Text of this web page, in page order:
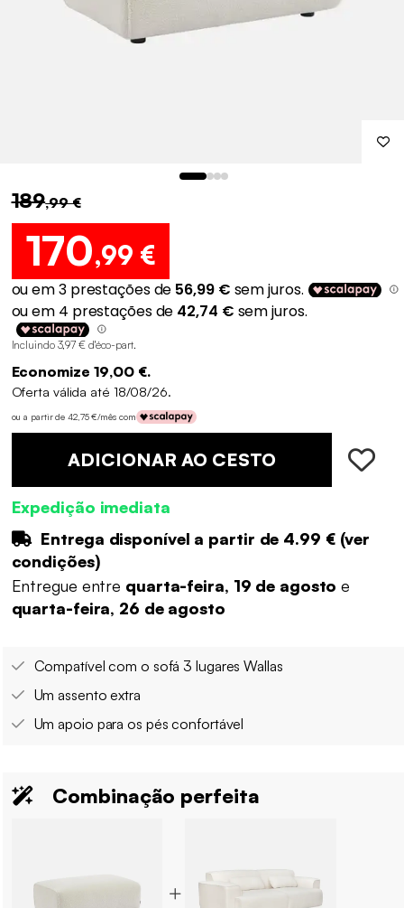
189,99 €
170,99 €
Incluindo 3,97 € d'éco-part.
Economize 19,00 €.
Oferta válida até 18/08/26.
ou a partir de 42,75 €/mês com
ADICIONAR AO CESTO
Expedição imediata
Entrega disponível a partir de 4.99 €(ver
condições)
Entregue entre quarta-feira, 19 de agostoe
quarta-feira, 26 de agosto
Compatível com o sofá 3 lugares Wallas
Um assento extra
Um apoio para os pés confortável
Combinação perfeita